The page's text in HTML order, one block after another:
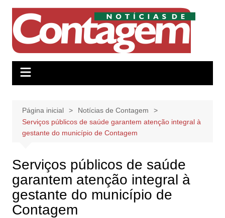
conteúdo
Página inicial
Notícias de Contagem
Serviços públicos de saúde garantem atenção integral à
gestante do município de Contagem
Serviços públicos de saúde
garantem atenção integral à
gestante do município de
Contagem